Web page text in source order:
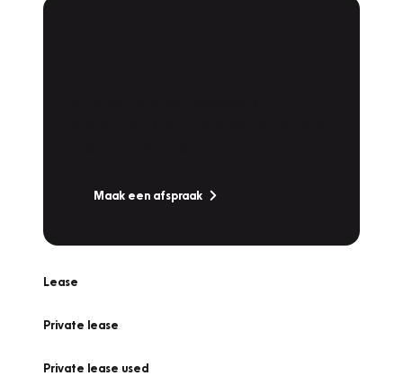
Maak een afspraak
Lease
Private lease
Private lease used